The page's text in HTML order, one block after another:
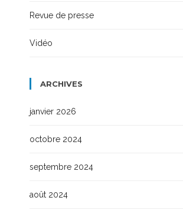
Revue de presse
Vidéo
ARCHIVES
janvier 2026
octobre 2024
septembre 2024
août 2024